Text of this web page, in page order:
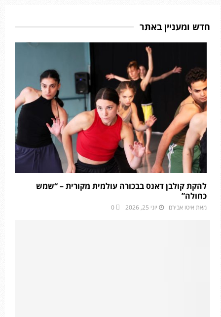
חדש ומעניין באתר
להקת קולבן דאנס בבכורה עולמית מקורית – “שמש
כחולה”
מאת איטו אבירם יוני 25, 2026 0